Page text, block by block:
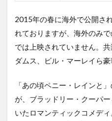
2015年の春に海外で公開さ
れておりますが、海外のみ
では上映されていません。
ダムス、ビル・マーレイら豪
「あの頃ペニー・レインと
が、ブラッドリー・クーパ
いたロマンティックコメディ